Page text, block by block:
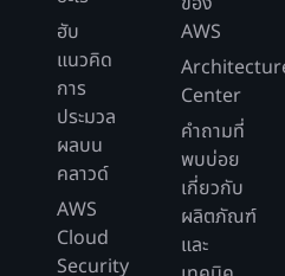
ฮับ
แนวคิด
การ
ประมวล
ผลบน
คลาวด์
AWS
Cloud
Security
AWS
Center
คำถามที่
พบบ่อย
เกี่ยวกับ
ผลิตภัณฑ์
และ